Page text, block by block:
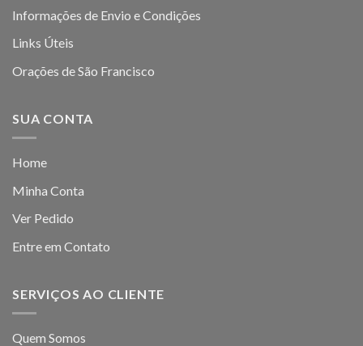
Informações de Envio e Condições
Links Úteis
Orações de São Francisco
SUA CONTA
Home
Minha Conta
Ver Pedido
Entre em Contato
SERVIÇOS AO CLIENTE
Quem Somos